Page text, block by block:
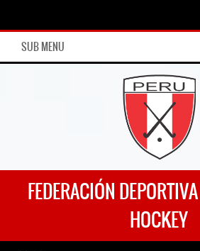
SUB MENU
FEDERACIÓN
HOCKEY